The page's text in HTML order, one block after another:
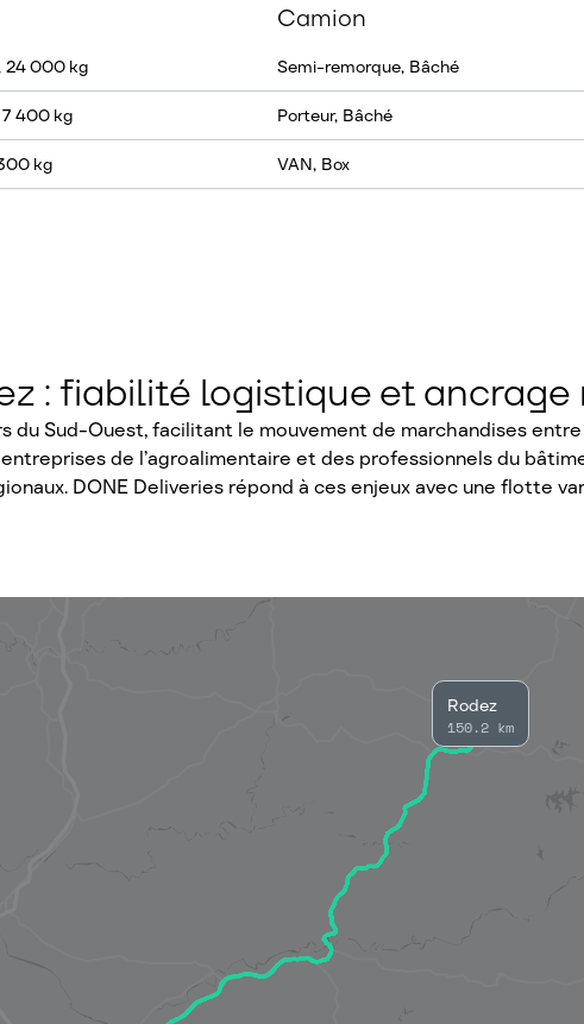
Camion
24 000 kg Semi-remorque, Bâché
7 400 kg Porteur, Bâché
kg VAN, Box
: fiabilité logistique et
du Sud-Ouest, facilitant le mouvement de marchandises
de l’agroalimentaire et des professionnels du
DONE Deliveries répond à ces enjeux avec une flotte
Rodez
150.2 km